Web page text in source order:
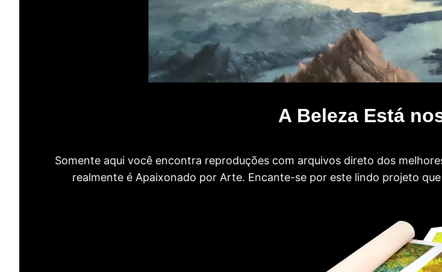
A Beleza Está
Somente aqui você encontra reproduções com arquivos direto dos
realmente é Apaixonado por Arte. Encante-se por este lindo projeto